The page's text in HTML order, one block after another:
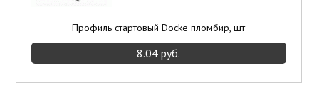
Профиль стартовый Docke пломбир, шт
8.04 руб.